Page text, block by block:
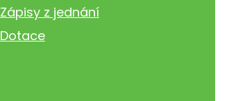
Zápisy z jednání
Dotace